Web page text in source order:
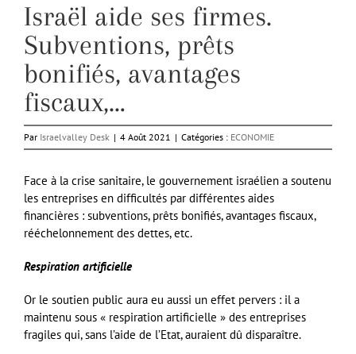
Israël aide ses firmes.
Subventions, prêts
bonifiés, avantages
fiscaux,…
Par Israelvalley Desk | 4 Août 2021 | Catégories : ECONOMIE
Face à la crise sanitaire, le gouvernement israélien a soutenu
les entreprises en difficultés par différentes aides
financières : subventions, prêts bonifiés, avantages fiscaux,
rééchelonnement des dettes, etc.
Respiration artificielle
Or le soutien public aura eu aussi un effet pervers : il a
maintenu sous « respiration artificielle » des entreprises
fragiles qui, sans l’aide de l’Etat, auraient dû disparaître.